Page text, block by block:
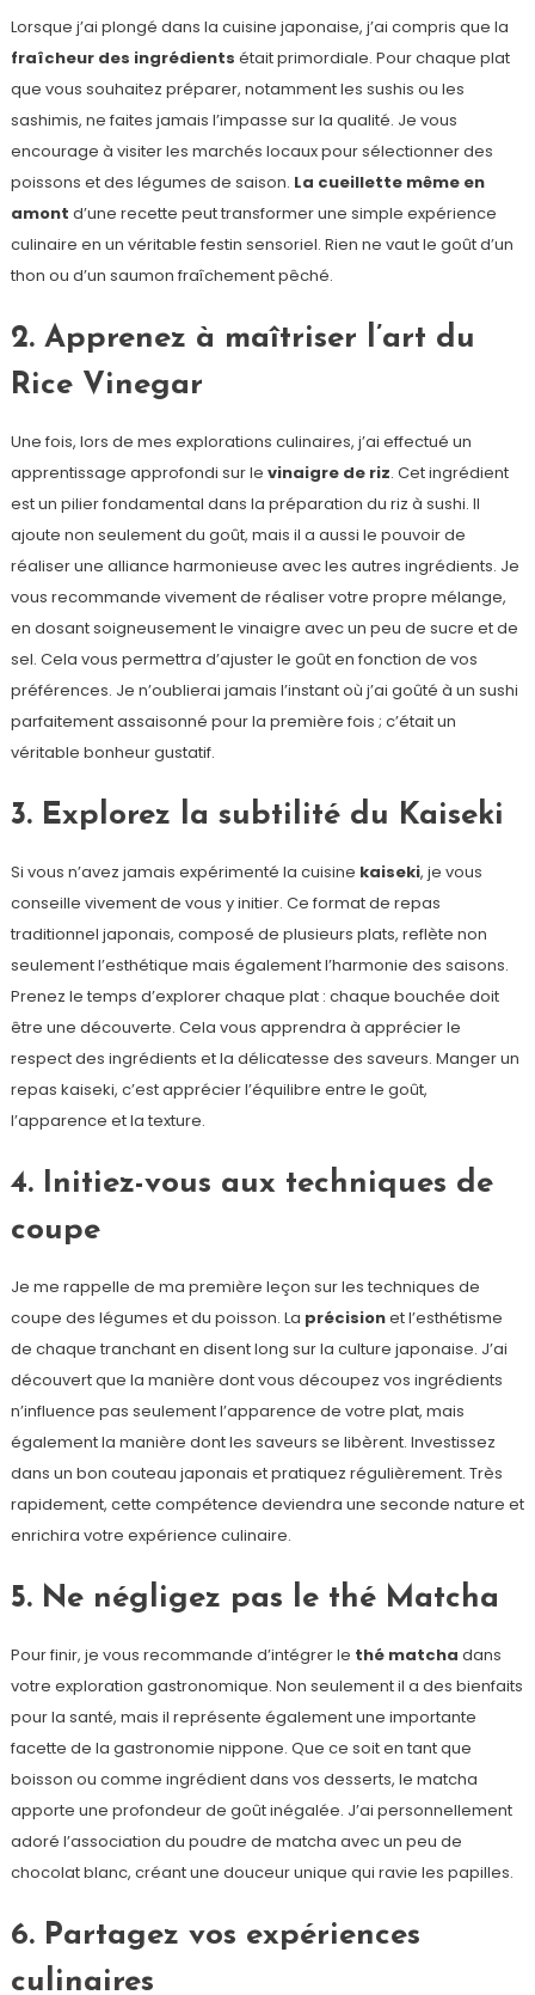
Lorsque j’ai plongé dans la cuisine japonaise, j’ai compris que la
fraîcheur des ingrédients était primordiale. Pour chaque plat
que vous souhaitez préparer, notamment les sushis ou les
sashimis, ne faites jamais l’impasse sur la qualité. Je vous
encourage à visiter les marchés locaux pour sélectionner des
poissons et des légumes de saison. La cueillette même en
amont d’une recette peut transformer une simple expérience
culinaire en un véritable festin sensoriel. Rien ne vaut le goût d’un
thon ou d’un saumon fraîchement pêché.
2. Apprenez à maîtriser l’art du
Rice Vinegar
Une fois, lors de mes explorations culinaires, j’ai effectué un
apprentissage approfondi sur le vinaigre de riz. Cet ingrédient
est un pilier fondamental dans la préparation du riz à sushi. Il
ajoute non seulement du goût, mais il a aussi le pouvoir de
réaliser une alliance harmonieuse avec les autres ingrédients. Je
vous recommande vivement de réaliser votre propre mélange,
en dosant soigneusement le vinaigre avec un peu de sucre et de
sel. Cela vous permettra d’ajuster le goût en fonction de vos
préférences. Je n’oublierai jamais l’instant où j’ai goûté à un sushi
parfaitement assaisonné pour la première fois ; c’était un
véritable bonheur gustatif.
3. Explorez la subtilité du Kaiseki
Si vous n’avez jamais expérimenté la cuisine kaiseki, je vous
conseille vivement de vous y initier. Ce format de repas
traditionnel japonais, composé de plusieurs plats, reflète non
seulement l’esthétique mais également l’harmonie des saisons.
Prenez le temps d’explorer chaque plat : chaque bouchée doit
être une découverte. Cela vous apprendra à apprécier le
respect des ingrédients et la délicatesse des saveurs. Manger un
repas kaiseki, c’est apprécier l’équilibre entre le goût,
l’apparence et la texture.
4. Initiez-vous aux techniques de
coupe
Je me rappelle de ma première leçon sur les techniques de
coupe des légumes et du poisson. La précisionet l’esthétisme
de chaque tranchant en disent long sur la culture japonaise. J’ai
découvert que la manière dont vous découpez vos ingrédients
n’influence pas seulement l’apparence de votre plat, mais
également la manière dont les saveurs se libèrent. Investissez
dans un bon couteau japonais et pratiquez régulièrement. Très
rapidement, cette compétence deviendra une seconde nature et
enrichira votre expérience culinaire.
5. Ne négligez pas le thé Matcha
Pour finir, je vous recommande d’intégrer le thé matcha dans
votre exploration gastronomique. Non seulement il a des bienfaits
pour la santé, mais il représente également une importante
facette de la gastronomie nippone. Que ce soit en tant que
boisson ou comme ingrédient dans vos desserts, le matcha
apporte une profondeur de goût inégalée. J’ai personnellement
adoré l’association du poudre de matcha avec un peu de
chocolat blanc, créant une douceur unique qui ravie les papilles.
6. Partagez vos expériences
culinaires